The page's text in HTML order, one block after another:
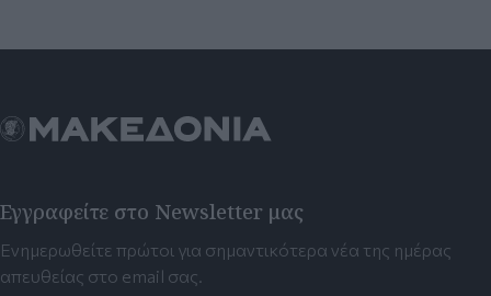
Εγγραφείτε στο Newsletter μας
Ενημερωθείτε πρώτοι για σημαντικότερα νέα της ημέρας
απευθείας στο email σας.